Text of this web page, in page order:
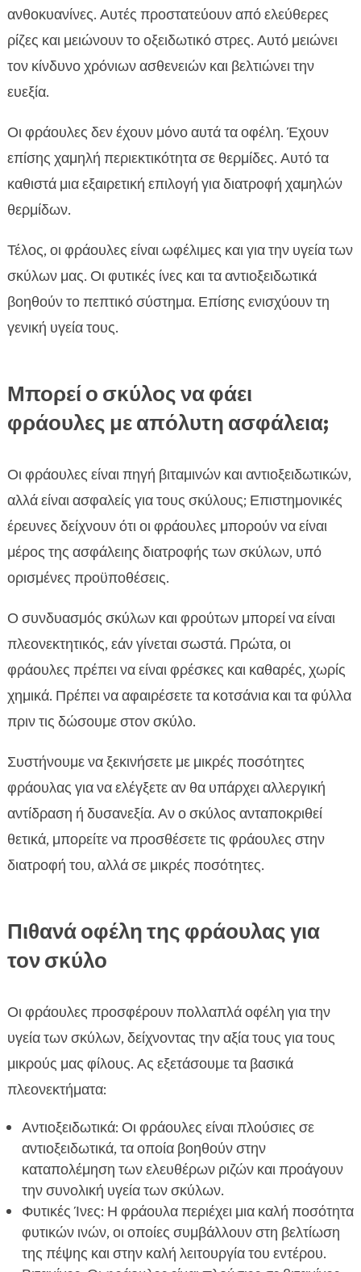
ανθοκυανίνες. Αυτές προστατεύουν από ελεύθερες
ρίζες και μειώνουν το οξειδωτικό στρες. Αυτό μειώνει
τον κίνδυνο χρόνιων ασθενειών και βελτιώνει την
ευεξία.
Οι φράουλες δεν έχουν μόνο αυτά τα οφέλη. Έχουν
επίσης χαμηλή περιεκτικότητα σε θερμίδες. Αυτό τα
καθιστά μια εξαιρετική επιλογή για διατροφή χαμηλών
θερμίδων.
Τέλος, οι φράουλες είναι ωφέλιμες και για την υγεία των
σκύλων μας. Οι φυτικές ίνες και τα αντιοξειδωτικά
βοηθούν το πεπτικό σύστημα. Επίσης ενισχύουν τη
γενική υγεία τους.
Μπορεί ο σκύλος να φάει
φράουλες με απόλυτη ασφάλεια;
Οι φράουλες είναι πηγή βιταμινών και αντιοξειδωτικών,
αλλά είναι ασφαλείς για τους σκύλους; Επιστημονικές
έρευνες δείχνουν ότι οι φράουλες μπορούν να είναι
μέρος της ασφάλειης διατροφής των σκύλων, υπό
ορισμένες προϋποθέσεις.
Ο συνδυασμός σκύλων και φρούτων μπορεί να είναι
πλεονεκτητικός, εάν γίνεται σωστά. Πρώτα, οι
φράουλες πρέπει να είναι φρέσκες και καθαρές, χωρίς
χημικά. Πρέπει να αφαιρέσετε τα κοτσάνια και τα φύλλα
πριν τις δώσουμε στον σκύλο.
Συστήνουμε να ξεκινήσετε με μικρές ποσότητες
φράουλας για να ελέγξετε αν θα υπάρχει αλλεργική
αντίδραση ή δυσανεξία. Αν ο σκύλος ανταποκριθεί
θετικά, μπορείτε να προσθέσετε τις φράουλες στην
διατροφή του, αλλά σε μικρές ποσότητες.
Πιθανά οφέλη της φράουλας για
τον σκύλο
Οι φράουλες προσφέρουν πολλαπλά οφέλη για την
υγεία των σκύλων, δείχνοντας την αξία τους για τους
μικρούς μας φίλους. Ας εξετάσουμε τα βασικά
πλεονεκτήματα:
Αντιοξειδωτικά: Οι φράουλες είναι πλούσιες σε
αντιοξειδωτικά, τα οποία βοηθούν στην
καταπολέμηση των ελευθέρων ριζών και προάγουν
την συνολική υγεία των σκύλων.
Φυτικές Ίνες: Η φράουλα περιέχει μια καλή ποσότητα
φυτικών ινών, οι οποίες συμβάλλουν στη βελτίωση
της πέψης και στην καλή λειτουργία του εντέρου.